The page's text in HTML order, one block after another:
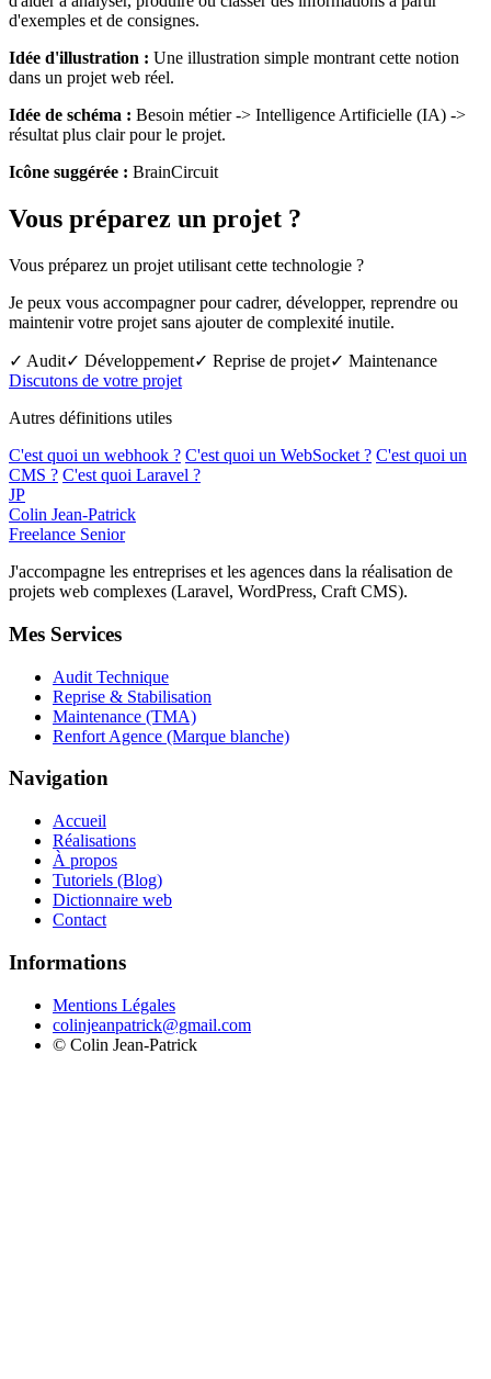
d'exemples et de consignes.
Idée d'illustration : Une illustration simple montrant cette notion
dans un projet web réel.
Idée de schéma : Besoin métier -> Intelligence Artificielle (IA) ->
résultat plus clair pour le projet.
Icône suggérée : BrainCircuit
Vous préparez un projet ?
Vous préparez un projet utilisant cette technologie ?
Je peux vous accompagner pour cadrer, développer, reprendre ou
maintenir votre projet sans ajouter de complexité inutile.
✓ Audit✓ Développement✓ Reprise de projet✓ Maintenance
Discutons de votre projet
Autres définitions utiles
C'est quoi un webhook ? C'est quoi un WebSocket ? C'est quoi un
CMS ? C'est quoi Laravel ?
JP
Colin Jean-Patrick
Freelance Senior
J'accompagne les entreprises et les agences dans la réalisation de
projets web complexes (Laravel, WordPress, Craft CMS).
Mes Services
Audit Technique
Reprise & Stabilisation
Maintenance (TMA)
Renfort Agence (Marque blanche)
Navigation
Accueil
Réalisations
À propos
Tutoriels (Blog)
Dictionnaire web
Contact
Informations
Mentions Légales
colinjeanpatrick@gmail.com
© Colin Jean-Patrick